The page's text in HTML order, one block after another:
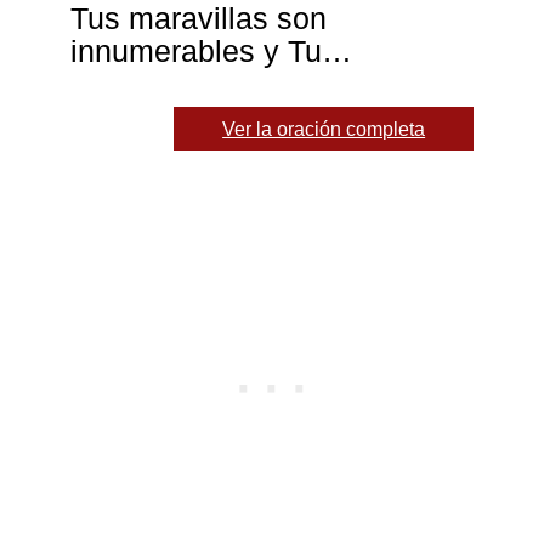
Tus maravillas son
innumerables y Tu…
Ver la oración completa